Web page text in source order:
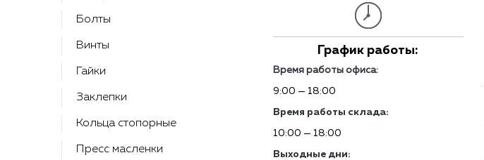
Сертификаты
Контакты График работы:
Время работы офиса:
9:00 — 18:00
Время работы склада:
10:00 — 18:00
Выходные дни:
Болты
Винты
Гайки
Заклепки
Кольца стопорные
Пресс масленки